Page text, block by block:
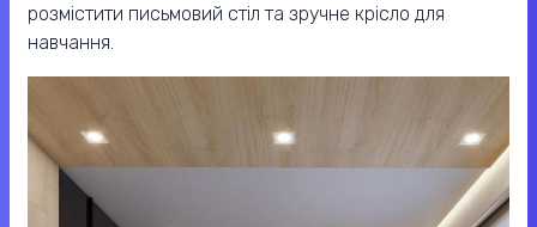
розмістити письмовий стіл та зручне крісло для
навчання.